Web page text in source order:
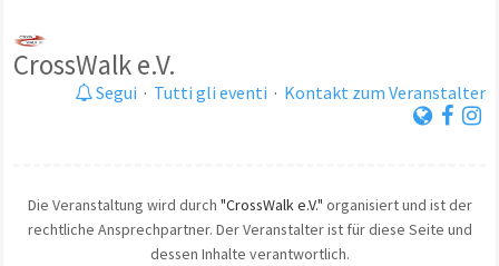
CrossWalk e.V.
Segui · Tutti gli eventi · Kontakt zum Veranstalter
Die Veranstaltung wird durch "CrossWalk e.V." organisiert und ist der
rechtliche Ansprechpartner. Der Veranstalter ist für diese Seite und
dessen Inhalte verantwortlich.